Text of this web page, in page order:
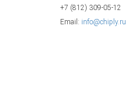
+7 (812) 309-05-12
Email: info@chiply.ru